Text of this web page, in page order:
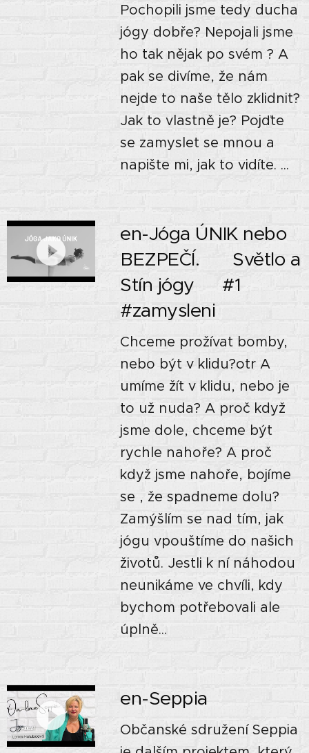
Pochopili jsme tedy ducha
jógy dobře? Nepojali jsme
ho tak nějak po svém ? A
pak se divíme, že nám
nejde to naše tělo zklidnit?
Jak to vlastně je? Pojďte
se zamyslet se mnou a
napište mi, jak to vidíte. ...
en-Jóga ÚNIK nebo
BEZPEČÍ. 🙏🏼 Světlo a
Stín jógy🌘 #1
#zamysleni
Chceme prožívat bomby,
nebo být v klidu?otr A
umíme žít v klidu, nebo je
to už nuda? A proč když
jsme dole, chceme být
rychle nahoře? A proč
když jsme nahoře, bojíme
se , že spadneme dolu?
Zamýšlím se nad tím, jak
jógu vpouštíme do našich
životů. Jestli k ní náhodou
neunikáme ve chvíli, kdy
bychom potřebovali ale
úplně...
en-Seppia
Občanské sdružení Seppia